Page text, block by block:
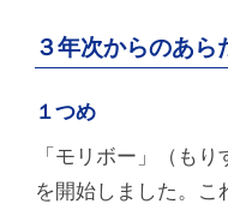
３年次からのあ
１つめ
「モリボー」（も
を開始しました。こ